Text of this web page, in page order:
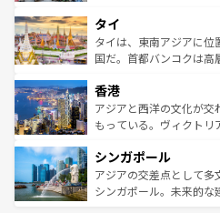
リティに包まれながら、
わって
覧を参照してほしい。
急速な発展と共に伝統が
ーチミン市のフランス統
醸し出している。また、
とつ。フォーやバインミ
ひ現地で味わいたい。ど
が旅行者を迎えてくれる
参照してほしい。
タイ
タイは、東南アジアに位
国だ。首都バンコクは高
の活気が交差している。
帯で自然と触れ合い、南
いビーチでリゾート気分
激する。気候は一年中温
が待っている。親しみや
た文化、そして多様な観
香港
アジアと西洋の文化が交
もっている。ヴィクトリ
み、どこを訪れても感動
ており、効率よく見どこ
うな絶景から文化的な体
シンガポール
アジアの交差点として多
シンガポール。未来的な